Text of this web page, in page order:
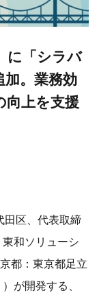
に「シラバ
加。業務効
向上を支援
田区、代表取締
和ソリューシ
都：東京都足立
が開発する、